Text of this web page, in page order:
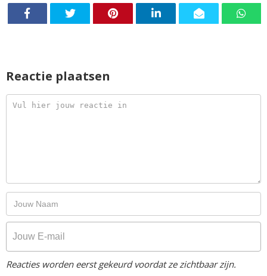
Reactie plaatsen
Reacties worden eerst gekeurd voordat ze zichtbaar zijn.